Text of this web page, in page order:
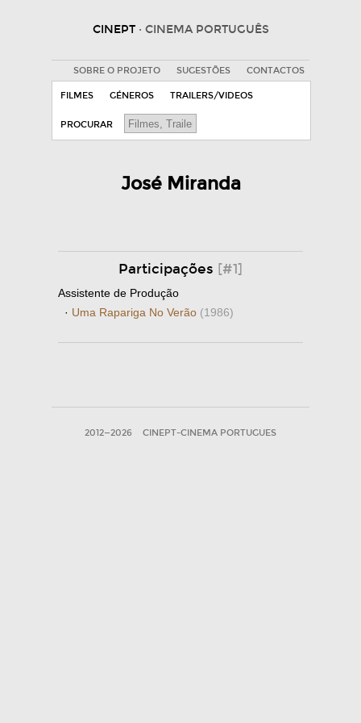
CINEPT · CINEMA PORTUGUÊS
SOBRE O PROJETO SUGESTÕES CONTACTOS
FILMES GÉNEROS TRAILERS/VIDEOS
PROCURAR
José Miranda
Participações [#1]
Assistente de Produção
· Uma Rapariga No Verão (1986)
2012—2026 CINEPT-CINEMA PORTUGUES